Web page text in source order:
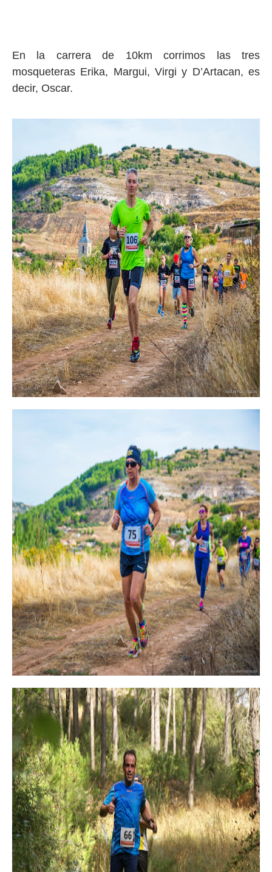
En la carrera de 10km corrimos las tres
mosqueteras Erika, Margui, Virgi y D’Artacan, es
decir, Oscar.